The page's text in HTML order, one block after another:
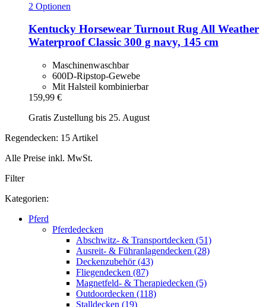
2 Optionen
Kentucky Horsewear Turnout Rug All Weather
Waterproof Classic 300 g navy, 145 cm
Maschinenwaschbar
600D-Ripstop-Gewebe
Mit Halsteil kombinierbar
159,99 €
Gratis Zustellung bis 25. August
Regendecken: 15 Artikel
Alle Preise inkl. MwSt.
Filter
Kategorien:
Pferd
Pferdedecken
Abschwitz- & Transportdecken (51)
Ausreit- & Führanlagendecken (28)
Deckenzubehör (43)
Fliegendecken (87)
Magnetfeld- & Therapiedecken (5)
Outdoordecken (118)
Stalldecken (19)